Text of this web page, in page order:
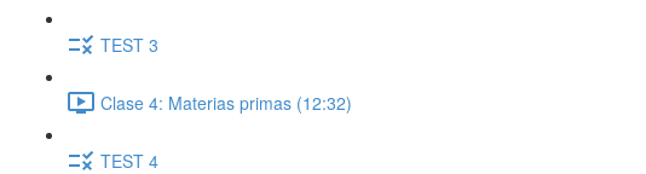
TEST 3
Clase 4: Materias primas (12:32)
TEST 4